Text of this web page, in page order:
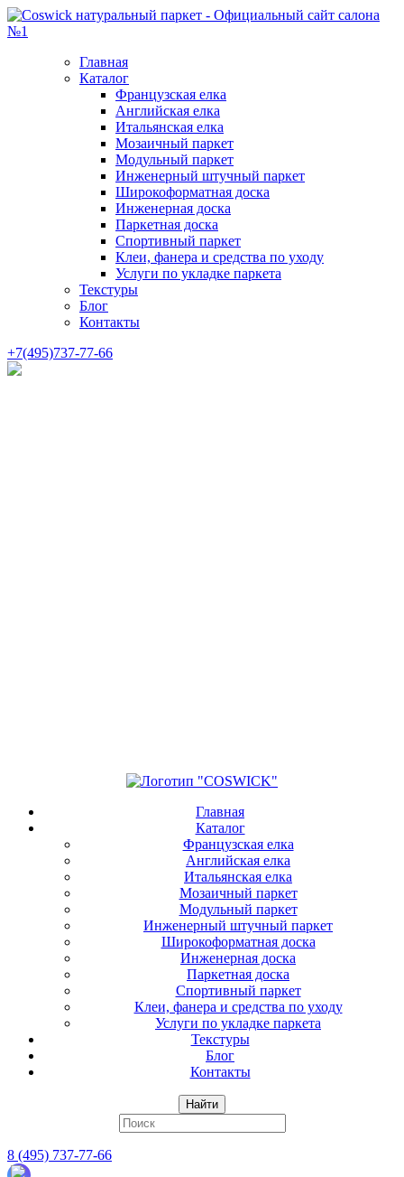
Главная
Каталог
Французская елка
Английская елка
Итальянская елка
Мозаичный паркет
Модульный паркет
Инженерный штучный паркет
Широкоформатная доска
Инженерная доска
Паркетная доска
Спортивный паркет
Клеи, фанера и средства по уходу
Услуги по укладке паркета
Текстуры
Блог
Контакты
+7(495)737-77-66
Главная
Каталог
Французская елка
Английская елка
Итальянская елка
Мозаичный паркет
Модульный паркет
Инженерный штучный паркет
Широкоформатная доска
Инженерная доска
Паркетная доска
Спортивный паркет
Клеи, фанера и средства по уходу
Услуги по укладке паркета
Текстуры
Блог
Контакты
Найти
8 (495) 737-77-66